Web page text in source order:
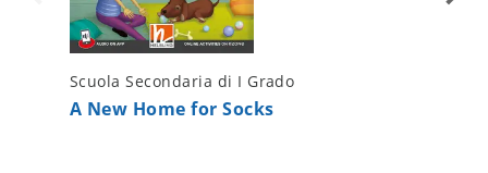
Scuola Secondaria di I Grado
A New Home for Socks